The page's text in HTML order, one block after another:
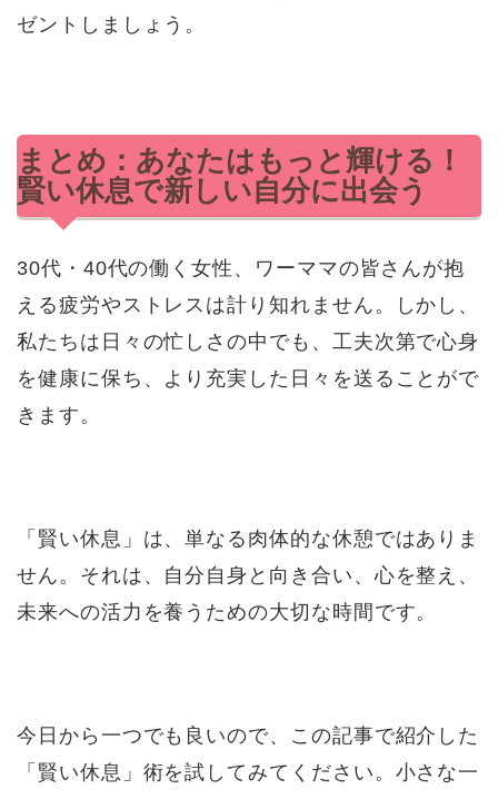
ゼントしましょう。
まとめ：あなたはもっと輝ける！
賢い休息で新しい自分に出会う
30代・40代の働く女性、ワーママの皆さんが抱
える疲労やストレスは計り知れません。しかし、
私たちは日々の忙しさの中でも、工夫次第で心身
を健康に保ち、より充実した日々を送ることがで
きます。
「賢い休息」は、単なる肉体的な休憩ではありま
せん。それは、自分自身と向き合い、心を整え、
未来への活力を養うための大切な時間です。
今日から一つでも良いので、この記事で紹介した
「賢い休息」術を試してみてください。小さな一